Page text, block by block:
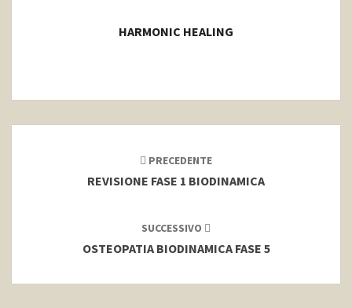
HARMONIC HEALING
PRECEDENTE
REVISIONE FASE 1 BIODINAMICA
SUCCESSIVO
OSTEOPATIA BIODINAMICA FASE 5